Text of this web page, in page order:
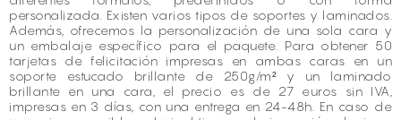
personalizada. Existen varios tipos de soportes y laminados.
Además, ofrecemos la personalización de una sola cara y
un embalaje específico para el paquete. Para obtener 50
tarjetas de felicitación impresas en ambas caras en un
soporte estucado brillante de 250g/m² y un laminado
brillante en una cara, el precio es de 27 euros sin IVA,
impresas en 3 días, con una entrega en 24-48h. En caso de